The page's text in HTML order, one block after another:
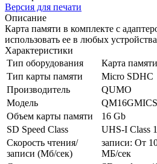
Версия для печати
Описание
Карта памяти в комплекте с
использовать ее в любых
Характеристики
Тип оборудования
Карта памяти
Тип карты памяти
Micro SDHC
Производитель
QUMO
Модель
Объем карты памяти
16 Gb
SD Speed Class
UHS-I Class
Скорость чтения/
записи (Мб/сек)
записи: От
МБ/­сек